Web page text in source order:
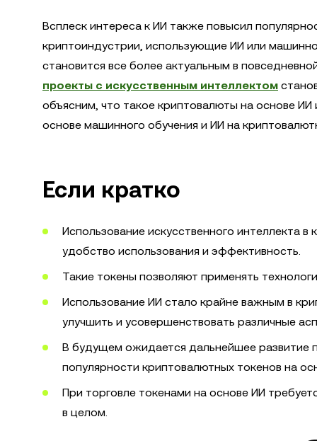
Всплеск интереса к ИИ также повысил
криптоиндустрии, использующие ИИ или
становится все более актуальным в
проекты с искусственным интеллектом
объясним, что такое криптовалюты на основе
основе машинного обучения и ИИ на
Если кратко
Использование искусственного интеллекта
удобство использования и эффективность.
Такие токены позволяют применять
Использование ИИ стало крайне важным в
улучшить и усовершенствовать различные
В будущем ожидается дальнейшее развитие
популярности криптовалютных токенов на
При торговле токенами на основе ИИ
в целом.